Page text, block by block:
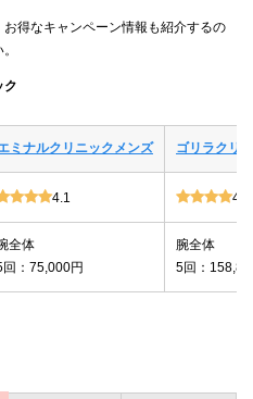
得なキャンペーン情報も紹介するの
ク
ミナルクリニックメンズ ゴリラクリ
4.1
全体
回：75,000円
腕全体
5回：